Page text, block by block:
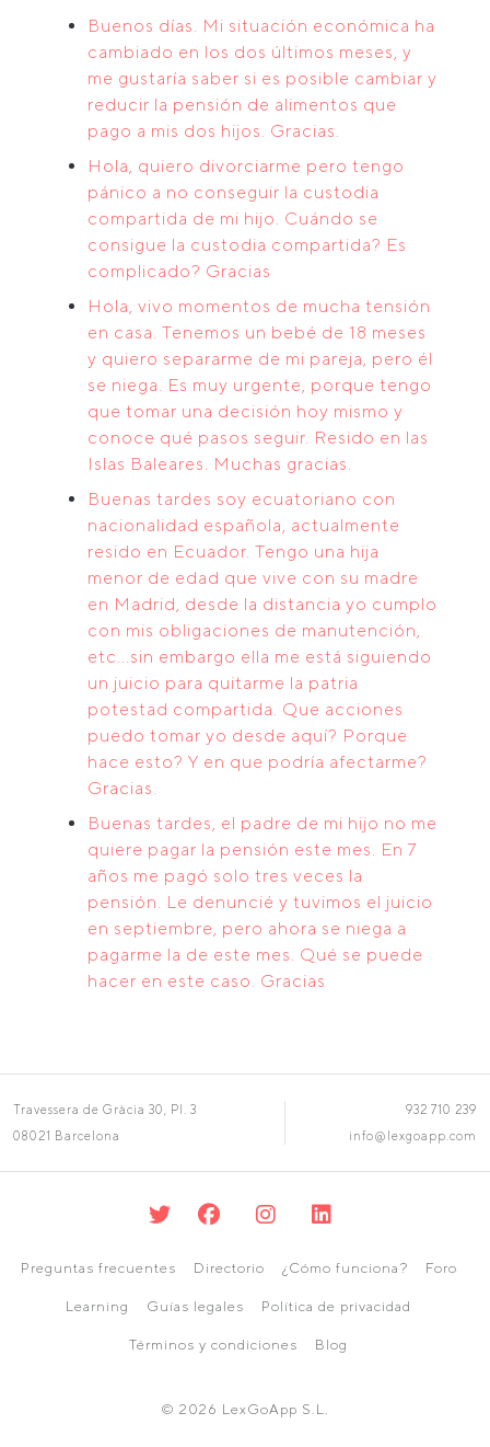
Buenos días. Mi situación económica ha
cambiado en los dos últimos meses, y
me gustaría saber si es posible cambiar y
reducir la pensión de alimentos que
pago a mis dos hijos. Gracias.
Hola, quiero divorciarme pero tengo
pánico a no conseguir la custodia
compartida de mi hijo. Cuándo se
consigue la custodia compartida? Es
complicado? Gracias
Hola, vivo momentos de mucha tensión
en casa. Tenemos un bebé de 18 meses
y quiero separarme de mi pareja, pero él
se niega. Es muy urgente, porque tengo
que tomar una decisión hoy mismo y
conoce qué pasos seguir. Resido en las
Islas Baleares. Muchas gracias.
Buenas tardes soy ecuatoriano con
nacionalidad española, actualmente
resido en Ecuador. Tengo una hija
menor de edad que vive con su madre
en Madrid, desde la distancia yo cumplo
con mis obligaciones de manutención,
etc...sin embargo ella me está siguiendo
un juicio para quitarme la patria
potestad compartida. Que acciones
puedo tomar yo desde aquí? Porque
hace esto? Y en que podría afectarme?
Gracias.
Buenas tardes, el padre de mi hijo no me
quiere pagar la pensión este mes. En 7
años me pagó solo tres veces la
pensión. Le denuncié y tuvimos el juicio
en septiembre, pero ahora se niega a
pagarme la de este mes. Qué se puede
hacer en este caso. Gracias
Travessera de Gràcia 30, Pl. 3
08021 Barcelona
932 710 239
info@lexgoapp.com
Preguntas frecuentes Directorio ¿Cómo funciona? Foro
Learning Guías legales Política de privacidad
Términos y condiciones Blog
© 2026 LexGoApp S.L.